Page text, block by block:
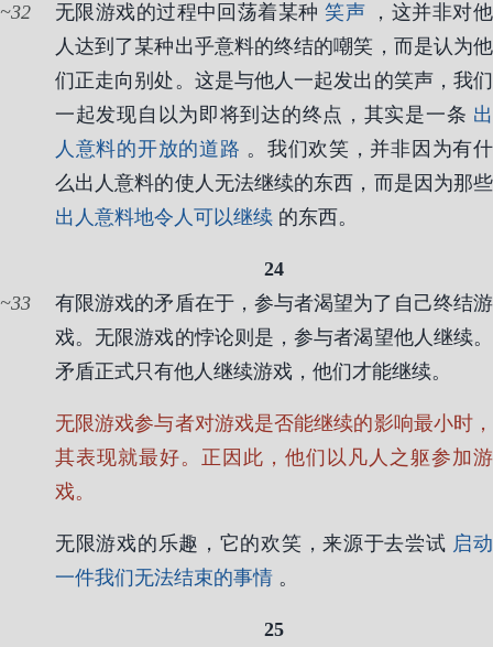
32 无限游戏的过程中回荡着某种笑声，这并非对他
人达到了某种出乎意料的终结的嘲笑，而是认为他
们正走向别处。这是与他人一起发出的笑声，我们
一起发现自以为即将到达的终点，其实是一条 出
人意料的开放的道路 。我们欢笑，并非因为有什
么出人意料的使人无法继续的东西，而是因为那些
出人意料地令人可以继续 的东西。
24
33
有限游戏的矛盾在于，参与者渴望为了自己终结游
戏。无限游戏的悖论则是，参与者渴望他人继续。
矛盾正式只有他人继续游戏，他们才能继续。
无限游戏参与者对游戏是否能继续的影响最小时，
其表现就最好。正因此，他们以凡人之躯参加游
戏。
无限游戏的乐趣，它的欢笑，来源于去尝试 启动
一件我们无法结束的事情 。
25